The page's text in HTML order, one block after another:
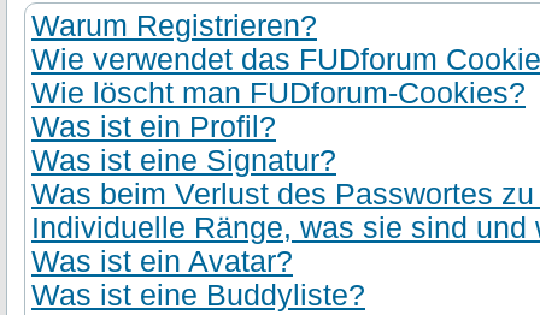
Warum Registrieren?
Wie verwendet das FUDforum
Wie löscht man FUDforum-Cookies?
Was ist ein Profil?
Was ist eine Signatur?
Was beim Verlust des Passwortes
Individuelle Ränge, was sie sind und
Was ist ein Avatar?
Was ist eine Buddyliste?